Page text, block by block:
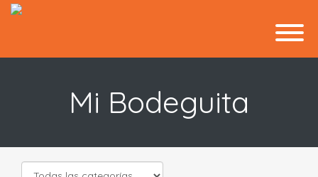
Mi Bodeguita